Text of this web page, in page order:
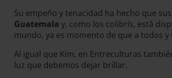
Su empeño y tenacidad ha hecho que
Guatemala y, como los colibrís, está
mundo, ya es momento de que a todos
Al igual que Kim, en Entreculturas
luz que debemos dejar brillar.